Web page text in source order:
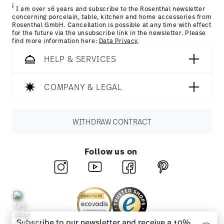
i I am over 16 years and subscribe to the Rosenthal newsletter
concerning porcelain, table, kitchen and home accessories from
Rosenthal GmbH. Cancellation is possible at any time with effect
for the future via the unsubscribe link in the newsletter. Please
find more information here: Data Privacy.
HELP & SERVICES
COMPANY & LEGAL
WITHDRAW CONTRACT
Follow us on